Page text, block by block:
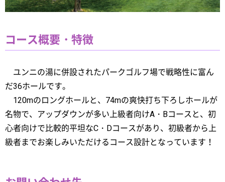
コース概要・特徴
ユンニの湯に併設されたパークゴルフ場で戦略性に富ん
だ36ホールです。
120mのロングホールと、74mの爽快打ち下ろしホールが
名物で、アップダウンが多い上級者向けA・Bコースと、初
心者向けで比較的平坦なC・Dコースがあり、初級者から上
級者までお楽しみいただけるコース設計となっています！